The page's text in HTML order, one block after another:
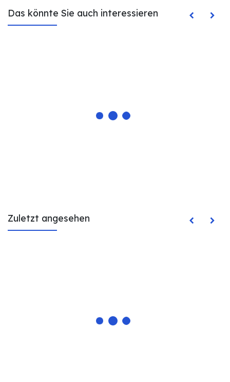
Das könnte Sie auch interessieren
Zuletzt angesehen